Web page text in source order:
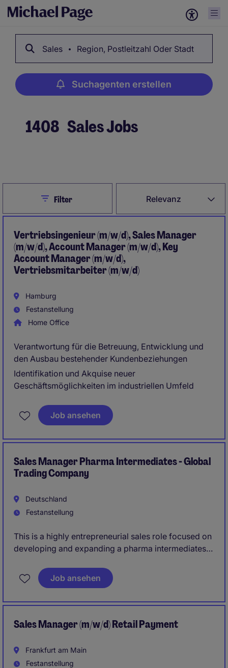
Sales Region, Postleitzahl Oder Stadt
Suchagenten erstellen
1408 Sales Jobs
Relevanz
CloseFilter
Vertriebsingenieur (m/w/d), Sales Manager
(m/w/d), Account Manager (m/w/d), Key
Account Manager (m/w/d),
Vertriebsmitarbeiter (m/w/d)
Hamburg
Festanstellung
Home Office
Verantwortung für die Betreuung, Entwicklung und
den Ausbau bestehender Kundenbeziehungen
Identifikation und Akquise neuer
Geschäftsmöglichkeiten im industriellen Umfeld
Job ansehen
Sales Manager Pharma Intermediates - Global
Trading Company
Deutschland
Festanstellung
This is a highly entrepreneurial sales role focused on
developing and expanding a pharma intermediates
ownership of both customer development and
supplier sourcing, with a strong focus on profitability
Job ansehen
Sales Manager (m/w/d) Retail Payment
Frankfurt am Main
Festanstellung